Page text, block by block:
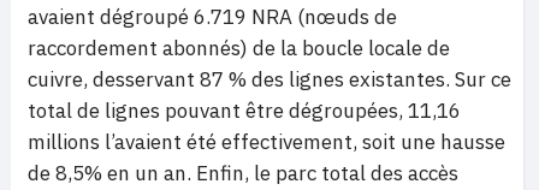
avaient dégroupé 6.719 NRA (nœuds de
raccordement abonnés) de la boucle locale de
cuivre, desservant 87 % des lignes existantes. Sur ce
total de lignes pouvant être dégroupées, 11,16
millions l’avaient été effectivement, soit une hausse
de 8,5% en un an. Enfin, le parc total des accès